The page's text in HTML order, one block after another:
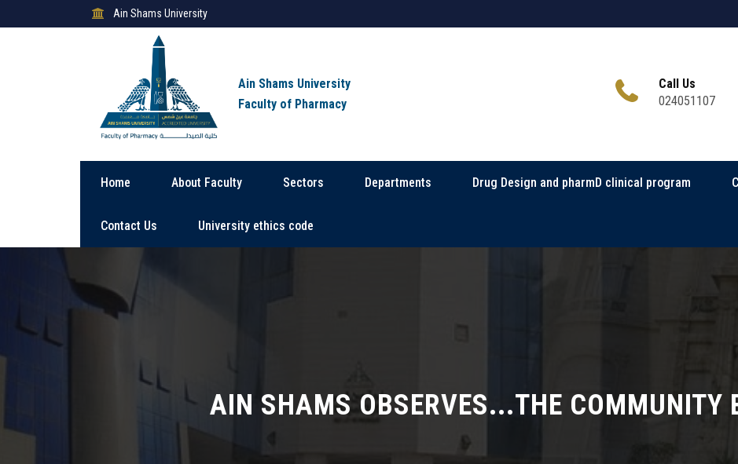
Ain Shams University
Ain Shams University
Faculty of Pharmacy
Call Us
024051107
Home About Faculty Sectors Departments Drug Design and pharmD clinical program
Contact Us University ethics code
AIN SHAMS OBSERVES...THE COMMUNITY